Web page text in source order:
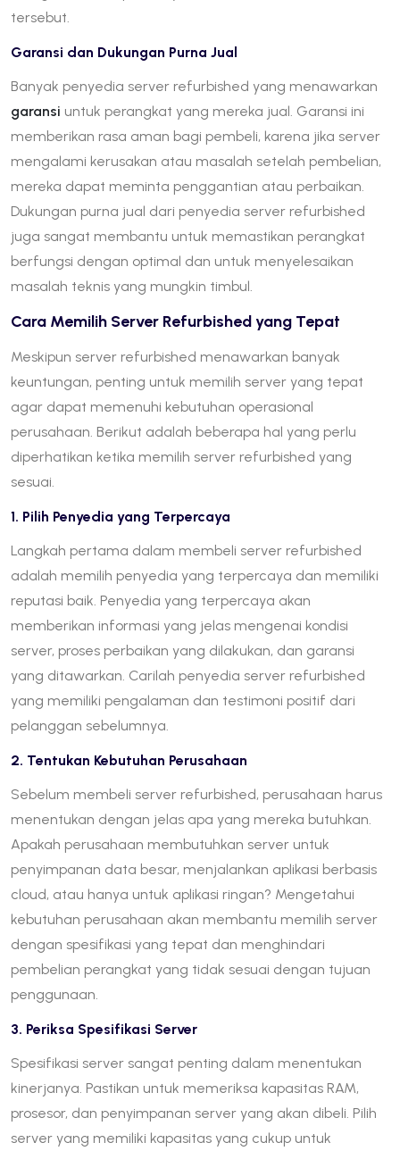
tersebut.
Garansi dan Dukungan Purna Jual
Banyak penyedia server refurbished yang menawarkan
garansi untuk perangkat yang mereka jual. Garansi ini
memberikan rasa aman bagi pembeli, karena jika server
mengalami kerusakan atau masalah setelah pembelian,
mereka dapat meminta penggantian atau perbaikan.
Dukungan purna jual dari penyedia server refurbished
juga sangat membantu untuk memastikan perangkat
berfungsi dengan optimal dan untuk menyelesaikan
masalah teknis yang mungkin timbul.
Cara Memilih Server Refurbished yang Tepat
Meskipun server refurbished menawarkan banyak
keuntungan, penting untuk memilih server yang tepat
agar dapat memenuhi kebutuhan operasional
perusahaan. Berikut adalah beberapa hal yang perlu
diperhatikan ketika memilih server refurbished yang
sesuai.
1. Pilih Penyedia yang Terpercaya
Langkah pertama dalam membeli server refurbished
adalah memilih penyedia yang terpercaya dan memiliki
reputasi baik. Penyedia yang terpercaya akan
memberikan informasi yang jelas mengenai kondisi
server, proses perbaikan yang dilakukan, dan garansi
yang ditawarkan. Carilah penyedia server refurbished
yang memiliki pengalaman dan testimoni positif dari
pelanggan sebelumnya.
2. Tentukan Kebutuhan Perusahaan
Sebelum membeli server refurbished, perusahaan harus
menentukan dengan jelas apa yang mereka butuhkan.
Apakah perusahaan membutuhkan server untuk
penyimpanan data besar, menjalankan aplikasi berbasis
cloud, atau hanya untuk aplikasi ringan? Mengetahui
kebutuhan perusahaan akan membantu memilih server
dengan spesifikasi yang tepat dan menghindari
pembelian perangkat yang tidak sesuai dengan tujuan
penggunaan.
3. Periksa Spesifikasi Server
Spesifikasi server sangat penting dalam menentukan
kinerjanya. Pastikan untuk memeriksa kapasitas RAM,
prosesor, dan penyimpanan server yang akan dibeli. Pilih
server yang memiliki kapasitas yang cukup untuk